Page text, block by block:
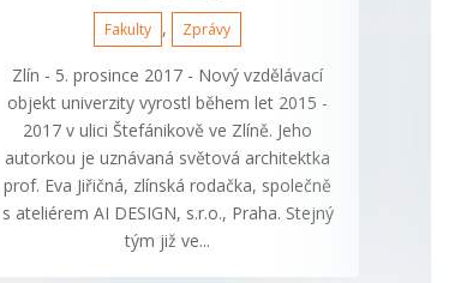
Fakulty , Zprávy
Zlín - 5. prosince 2017 - Nový vzdělávací
objekt univerzity vyrostl během let 2015 -
2017 v ulici Štefánikově ve Zlíně. Jeho
autorkou je uznávaná světová architektka
prof. Eva Jiřičná, zlínská rodačka, společně
s ateliérem AI DESIGN, s.r.o., Praha. Stejný
tým již ve...